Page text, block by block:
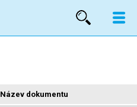
Název dokumentu